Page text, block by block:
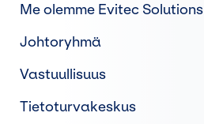
Me olemme Evitec Solutions
Johtoryhmä
Vastuullisuus
Tietoturvakeskus